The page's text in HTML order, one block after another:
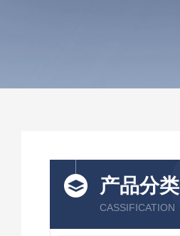
产品分类
CASSIFICATION